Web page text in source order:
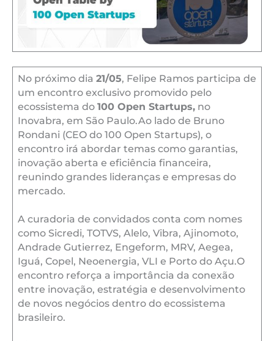
No próximo dia 21/05, Felipe Ramos participa de
um encontro exclusivo promovido pelo
ecossistema do 100 Open Startups,no
Inovabra, em São Paulo.Ao lado de Bruno
Rondani (CEO do 100 Open Startups), o
encontro irá abordar temas como garantias,
inovação aberta e eficiência financeira,
reunindo grandes lideranças e empresas do
mercado.
A curadoria de convidados conta com nomes
como Sicredi, TOTVS, Alelo, Vibra, Ajinomoto,
Andrade Gutierrez, Engeform, MRV, Aegea,
Iguá, Copel, Neoenergia, VLI e Porto do Açu.O
encontro reforça a importância da conexão
entre inovação, estratégia e desenvolvimento
de novos negócios dentro do ecossistema
brasileiro.